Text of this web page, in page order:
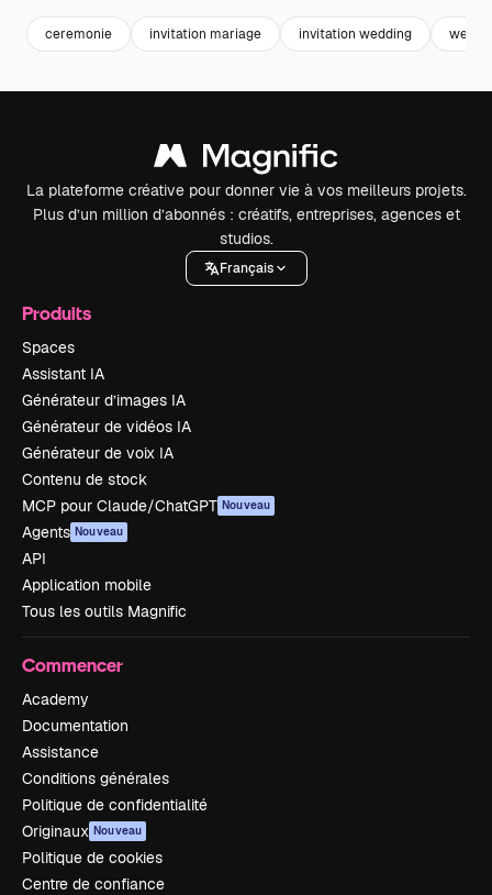
ceremonie invitation mariage invitation wedding
La plateforme créative pour donner vie à vos meilleurs projets.
Plus d’un million d’abonnés : créatifs, entreprises, agences et
studios.
Français
Produits
Spaces
Assistant IA
Générateur d’images IA
Générateur de vidéos IA
Générateur de voix IA
Contenu de stock
MCP pour Claude/ChatGPT Nouveau
Agents Nouveau
API
Application mobile
Tous les outils Magnific
Commencer
Academy
Documentation
Assistance
Conditions générales
Politique de confidentialité
Originaux Nouveau
Politique de cookies
Centre de confiance